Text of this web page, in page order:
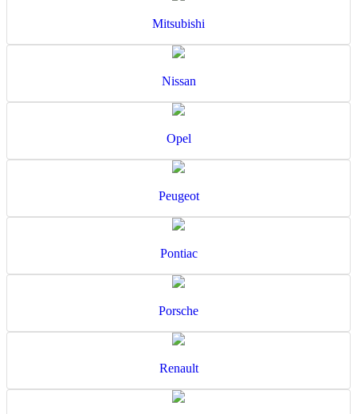
Mitsubishi
Nissan
Opel
Peugeot
Pontiac
Porsche
Renault